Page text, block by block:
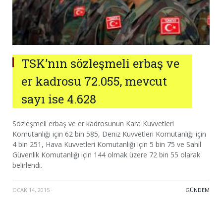
TSK’nın sözleşmeli erbaş ve
er kadrosu 72.055, mevcut
sayı ise 4.628
Sözleşmeli erbaş ve er kadrosunun Kara Kuvvetleri
Komutanlığı için 62 bin 585, Deniz Kuvvetleri Komutanlığı için
4 bin 251, Hava Kuvvetleri Komutanlığı için 5 bin 75 ve Sahil
Güvenlik Komutanlığı için 144 olmak üzere 72 bin 55 olarak
belirlendi.
OCAK 14, 2015 · GÜNDEM